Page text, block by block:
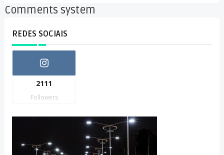
Comments system
REDES SOCIAIS
2111
Followers